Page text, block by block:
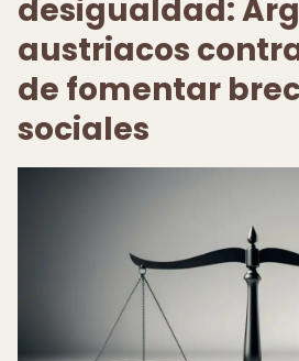
desigualdad:
austriacos
de fomentar
sociales